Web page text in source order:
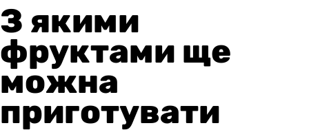
З якими
фруктами ще
можна
приготувати